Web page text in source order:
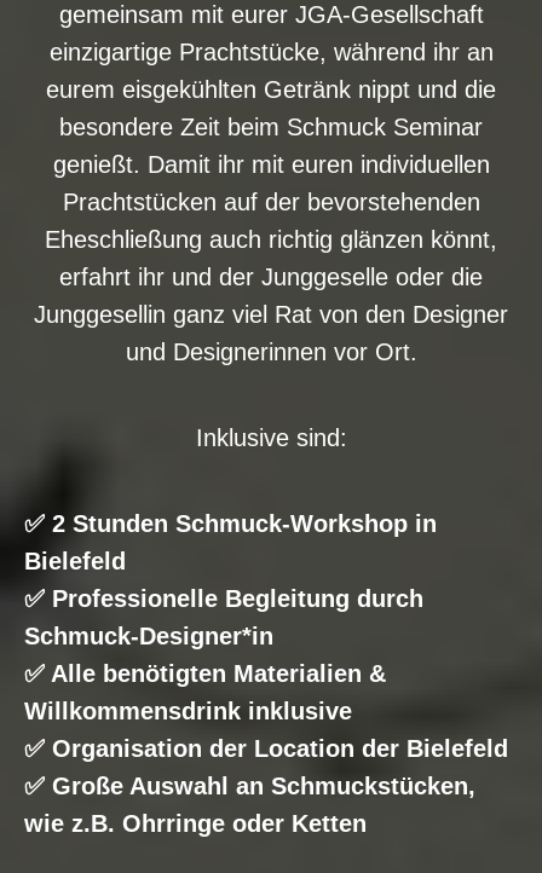
gemeinsam mit eurer JGA-Gesellschaft
einzigartige Prachtstücke, während ihr an
eurem eisgekühlten Getränk nippt und die
besondere Zeit beim Schmuck Seminar
genießt. Damit ihr mit euren individuellen
Prachtstücken auf der bevorstehenden
Eheschließung auch richtig glänzen könnt,
erfahrt ihr und der Junggeselle oder die
Junggesellin ganz viel Rat von den Designer
und Designerinnen vor Ort.
Inklusive sind:
✅ 2 Stunden Schmuck-Workshop in
Bielefeld
✅ Professionelle Begleitung durch
Schmuck-Designer*in
✅ Alle benötigten Materialien &
Willkommensdrink inklusive
✅ Organisation der Location der Bielefeld
✅ Große Auswahl an Schmuckstücken,
wie z.B. Ohrringe oder Ketten